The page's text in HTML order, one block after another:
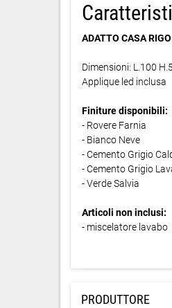
ADATTO CASA
Dimensioni: L.100
Applique led inclusa
Finiture disponibili:
- Rovere Farnia
- Bianco Neve
- Cemento Grigio
- Cemento Grigio
- Verde Salvia
Articoli non inclusi:
- miscelatore lavabo
PRODUTTORE